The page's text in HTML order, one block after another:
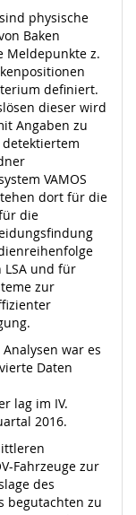
physische
Baken
z.
definiert.
dieser wird
Angaben zu
VAMOS
dort für die
die
LSA und für
zur
war es
Daten
lag im IV.
2016.
Fahrzeuge zur
des
begutachten zu